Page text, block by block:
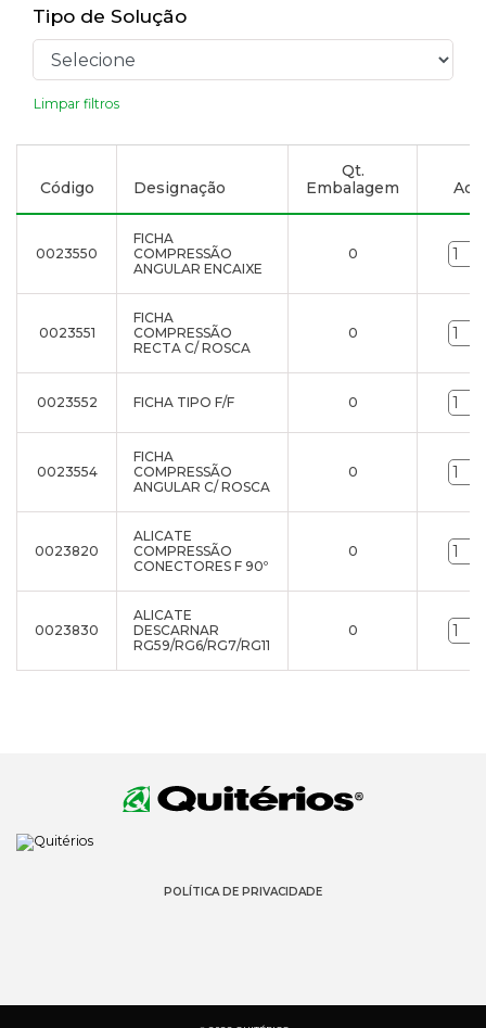
Tipo de Solução
Limpar filtros
Código Designação
Qt.
Embalagem
0023550
FICHA
COMPRESSÃO
ANGULAR ENCAIXE
0
0023551
FICHA
COMPRESSÃO
RECTA C/ ROSCA
0
0023552 FICHA TIPO F/F 0
0023554
FICHA
COMPRESSÃO
ANGULAR C/ ROSCA
0
0023820
ALICATE
COMPRESSÃO
CONECTORES F 90º
0
0023830
ALICATE
DESCARNAR
RG59/RG6/RG7/RG11
0
POLÍTICA DE PRIVACIDADE